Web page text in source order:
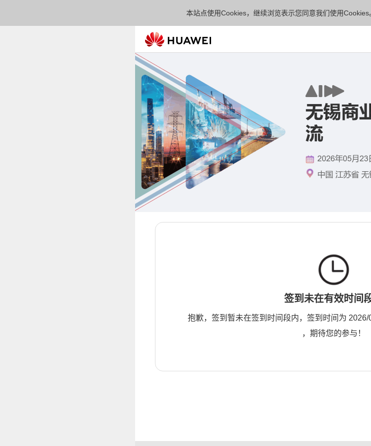
本站点使用Cookies，继续浏览表示您同意我们使用Cookies
签到未在有效时间
抱歉，签到暂未在签到时间段内，签到时间为
，期待您的参与！